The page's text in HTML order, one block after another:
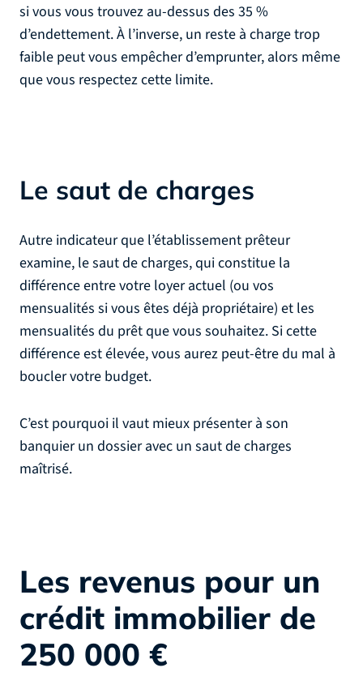
si vous vous trouvez au-dessus des 35 %
d’endettement. À l’inverse, un reste à charge trop
faible peut vous empêcher d’emprunter, alors même
que vous respectez cette limite.
Le saut de charges
Autre indicateur que l’établissement prêteur
examine, le saut de charges, qui constitue la
différence entre votre loyer actuel (ou vos
mensualités si vous êtes déjà propriétaire) et les
mensualités du prêt que vous souhaitez. Si cette
différence est élevée, vous aurez peut-être du mal à
boucler votre budget.
C’est pourquoi il vaut mieux présenter à son
banquier un dossier avec un saut de charges
maîtrisé.
Les revenus pour un
crédit immobilier de
250 000 €